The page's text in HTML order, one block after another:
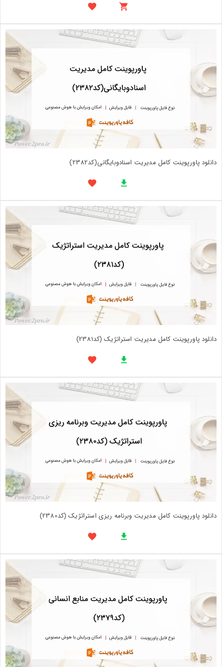
دانلود پاورپوینت کامل مدیریت اسنادوبایگانی(کد2382)
دانلود پاورپوینت کامل مدیریت استراتژیک (کد2381)
دانلود پاورپوینت کامل مدیریت وبرنامه ریزی استراتژیک (کد2380)